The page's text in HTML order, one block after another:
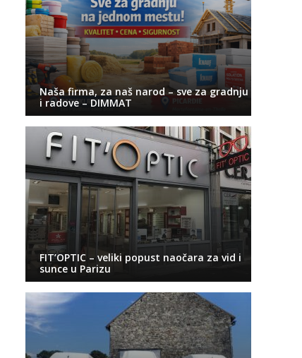
Naša firma, za naš narod – sve za gradnju
i radove – DIMMAT
FIT’OPTIC – veliki popust naočara za vid i
sunce u Parizu